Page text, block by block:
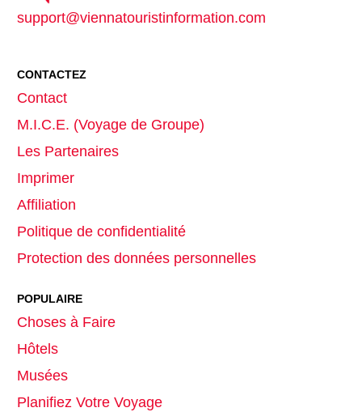
support@viennatouristinformation.com
CONTACTEZ
Contact
M.I.C.E. (Voyage de Groupe)
Les Partenaires
Imprimer
Affiliation
Politique de confidentialité
Protection des données personnelles
POPULAIRE
Choses à Faire
Hôtels
Musées
Planifiez Votre Voyage